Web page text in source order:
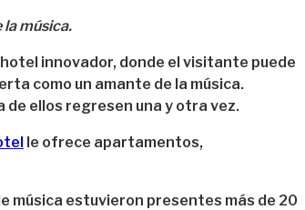
la música.
innovador, donde el visitante puede
como un amante de la música.
de ellos regresen una y otra vez.
le ofrece apartamentos,
música estuvieron presentes más de 20